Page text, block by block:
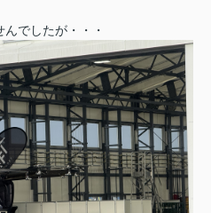
でしたが・・・